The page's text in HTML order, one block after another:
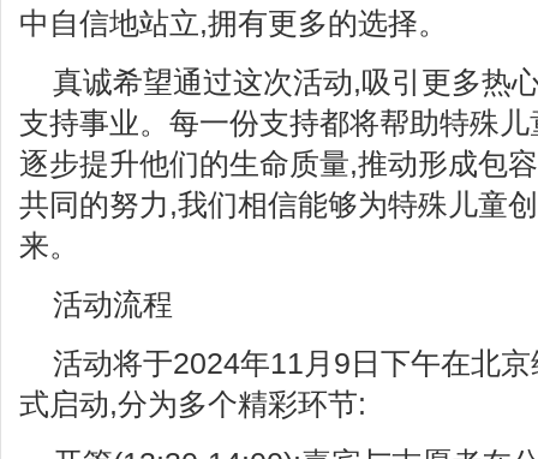
中自信地站立,拥有更多的选择。
真诚希望通过这次活动,吸引更多热
支持事业。每一份支持都将帮助特殊
逐步提升他们的生命质量,推动形成包
共同的努力,我们相信能够为特殊儿童
来。
活动流程
活动将于2024年11月9日下午在北
式启动,分为多个精彩环节: